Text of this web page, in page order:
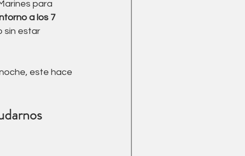
para
a los 7
sin estar
este hace